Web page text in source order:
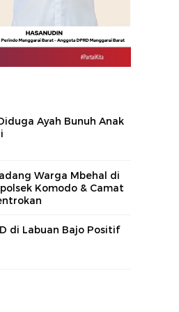
Ayah Bunuh Anak
Warga Mbehal di
Komodo & Camat
di Labuan Bajo Positif